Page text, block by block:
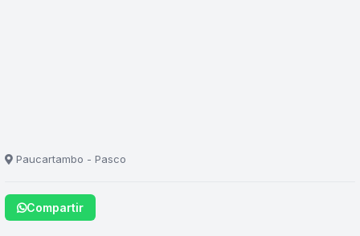
Paucartambo - Pasco
Compartir